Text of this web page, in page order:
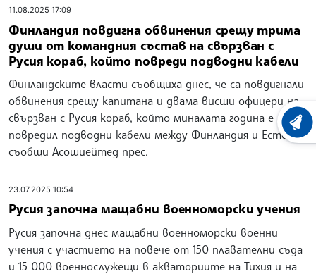
11.08.2025 17:09
Финландия повдигна обвинения срещу трима
души от командния състав на свързван с
Русия кораб, който повреди подводни кабели
Финландските власти съобщиха днес, че са повдигнали
обвинения срещу капитана и двама висши офицери на
свързван с Русия кораб, който миналата година е
повредил подводни кабели между Финландия и Естония,
съобщи Асошиейтед прес.
23.07.2025 10:54
Русия започна мащабни военноморски учения
Русия започна днес мащабни военноморски военни
учения с участието на повече от 150 плавателни съда
и 15 000 военнослужещи в акваториите на Тихия и на